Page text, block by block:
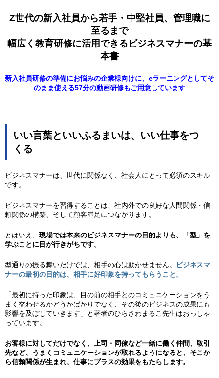
Z世代の新入社員から若手・中堅社員、管理職に
至るまで
幅広く教育研修に活用できるビジネスマナーの基
本書
新入社員研修の準備にお悩みの企業様向けに、eラーニングとしてそ
のまま使える57分の動画研修もご用意しています
いい言葉といいふるまいは、いい仕事をつ
くる
ビジネスマナーは、世代に関係なく、社会人にとって必須のスキル
です。
ビジネスマナーを習得することは、社内外での良好な人間関係・信
頼関係の構築、そして顧客満足につながります。
とはいえ、 現場では本来のビジネスマナーの目的よりも、「型」を
学ぶことに目が行きがちです。
型通りの振る舞いだけでは、相手の心は動かせません。
ビジネスマ
ナーの最初の目的は、相手に好印象を持ってもらうこと。
「最初に持った印象は、目の前の相手とのコミュニケーションをう
まく交わせるかどうかばかりでなく、その後のビジネスの成果にも
影響を及ぼしていきます」と著者のひらさわまるこ先生はおっしゃ
っています。
お客様に対してだけでなく、上司・同僚など一緒に働く仲間、取引
先など、うまくコミュニケーションが取れるようになると、そこか
ら信頼関係が生まれ、仕事にプラスの効果をもたらします。